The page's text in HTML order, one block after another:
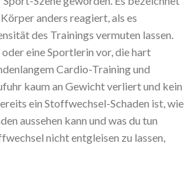
anders reagiert, als es
des Trainings vermuten lassen.
eine Sportlerin vor, die hart
Cardio-Training und
kaum an Gewicht verliert und kein
ein Stoffwechsel-Schaden ist, wie
aussehen kann und was du tun
nicht entgleisen zu lassen,